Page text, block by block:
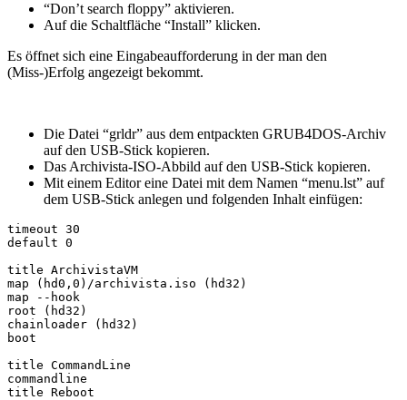
“Don’t search floppy” aktivieren.
Auf die Schaltfläche “Install” klicken.
Es öffnet sich eine Eingabeaufforderung in der man den
(Miss-)Erfolg angezeigt bekommt.
Die Datei “grldr” aus dem entpackten GRUB4DOS-Archiv
auf den USB-Stick kopieren.
Das Archivista-ISO-Abbild auf den USB-Stick kopieren.
Mit einem Editor eine Datei mit dem Namen “menu.lst” auf
dem USB-Stick anlegen und folgenden Inhalt einfügen:
timeout 30
default 0
title ArchivistaVM
map (hd0,0)/archivista.iso (hd32)
map --hook
root (hd32)
chainloader (hd32)
boot
title CommandLine
commandline
title Reboot